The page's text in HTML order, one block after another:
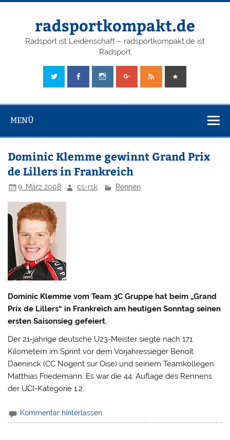
radsportkompakt.de
Radsport ist Leidenschaft – radsportkompakt.de ist
Radsport
MENÜ
Dominic Klemme gewinnt Grand Prix
de Lillers in Frankreich
9. März 2008 cs-rsk Rennen
Dominic Klemme vom Team 3C Gruppe hat beim „Grand
Prix de Lillers“ in Frankreich am heutigen Sonntag seinen
ersten Saisonsieg gefeiert.
Der 21-jährige deutsche U23-Meister siegte nach 171
Kilometern im Sprint vor dem Vorjahressieger Benoît
Daeninck (CC Nogent sur Oise) und seinem Teamkollegen
Matthias Friedemann. Es war die 44. Auflage des Rennens
der UCI-Kategorie 1.2.
Kommentar hinterlassen